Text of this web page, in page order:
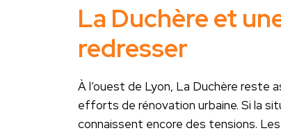
La Duchère et
redresser
À l’ouest de Lyon, La Duchère reste
efforts de rénovation urbaine. Si la
connaissent encore des tensions.